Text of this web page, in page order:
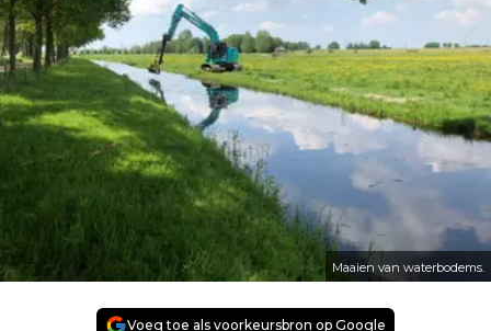
Maaien van waterbodems.
Voeg toe als voorkeursbron op Google